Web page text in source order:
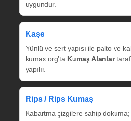
uygundur.
Kaşe
Yünlü ve sert yapısı ile palto ve
kumas.org’ta Kumaş Alanlar
yapılır.
Rips / Rips Kumaş
Kabartma çizgilere sahip dokuma;